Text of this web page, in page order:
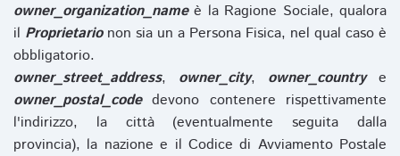
owner_organization_nameè la Ragione Sociale, qualora
il Proprietarionon sia un a Persona Fisica, nel qual caso è
obbligatorio.
owner_street_address, owner_city, owner_countrye
owner_postal_codedevono contenere rispettivamente
l'indirizzo, la città (eventualmente seguita dalla
provincia), la nazione e il Codice di Avviamento Postale